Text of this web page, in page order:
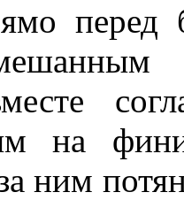
перед
на
ним